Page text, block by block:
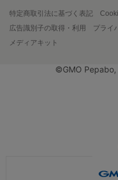
特定商取引法に基づく表記
広告識別子の取得・利用
プライ
メディアキット
©GMO